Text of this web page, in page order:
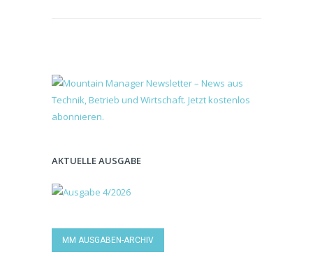
AKTUELLE AUSGABE
MM AUSGABEN-ARCHIV